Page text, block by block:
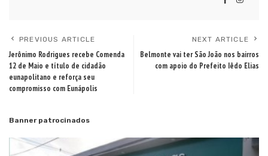
PREVIOUS ARTICLE
Jerônimo Rodrigues recebe Comenda
12 de Maio e título de cidadão
eunapolitano e reforça seu
compromisso com Eunápolis
NEXT ARTICLE
Belmonte vai ter São João nos bairros
com apoio do Prefeito Iêdo Elias
Banner patrocinados